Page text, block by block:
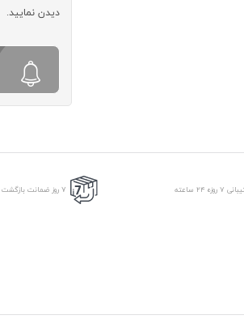
دیدن نمایید.
روزه ۲۴ ساعته 7 روز ضمانت بازگشت